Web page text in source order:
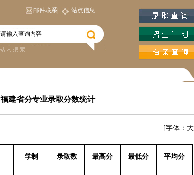
邮件联系| 站点信息
建省分专业录取分数统计
[字体： 大
学制 录取数 最高分 最低分 平均分